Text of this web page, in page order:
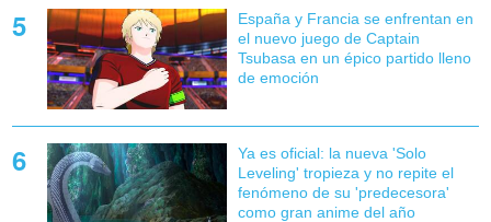
España y Francia se enfrentan en
el nuevo juego de Captain
Tsubasa en un épico partido lleno
de emoción
Ya es oficial: la nueva 'Solo
Leveling' tropieza y no repite el
fenómeno de su 'predecesora'
como gran anime del año